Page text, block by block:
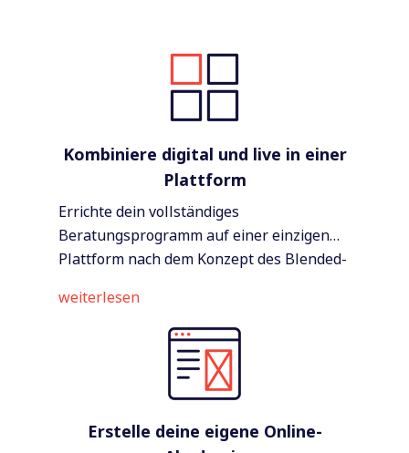
Kombiniere digital und live in einer
Plattform
Errichte dein vollständiges
Beratungsprogramm auf einer einzigen
Plattform nach dem Konzept des Blended-
weiterlesen
Erstelle deine eigene Online-